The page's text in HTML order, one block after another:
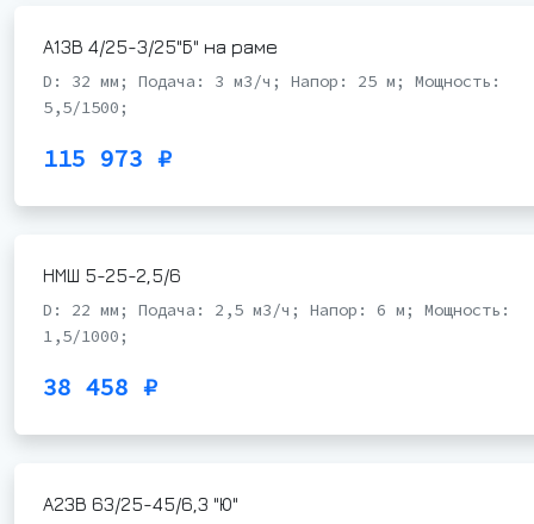
А13В 4/25-3/25"Б" на раме
D: 32 мм; Подача: 3 м3/ч; Напор: 25 м; Мощность:
5,5/1500;
115 973 ₽
НМШ 5-25-2,5/6
D: 22 мм; Подача: 2,5 м3/ч; Напор: 6 м; Мощность:
1,5/1000;
38 458 ₽
А23В 63/25-45/6,3 "Ю"